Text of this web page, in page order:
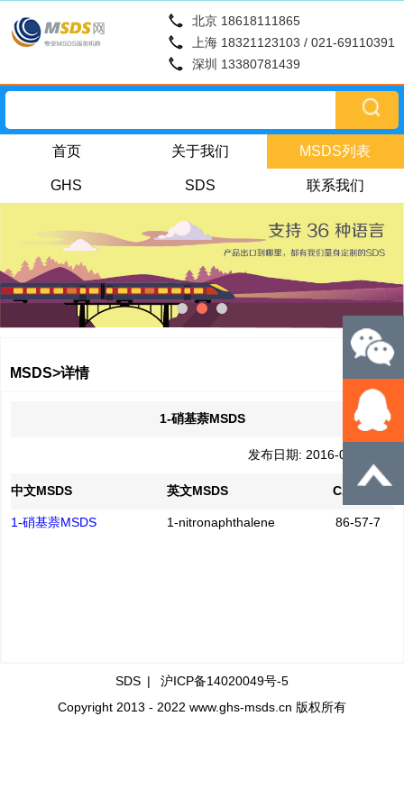
北京 18618111865
上海 18321123103 / 021-69110391
深圳 13380781439
首页 关于我们 MSDS列表
GHS SDS 联系我们
MSDS>详情
1-硝基萘MSDS
发布日期: 2016-04-21
中文MSDS 英文MSDS CAS No.
1-硝基萘MSDS 1-nitronaphthalene 86-57-7
SDS | 沪ICP备14020049号-5
Copyright 2013 - 2022 www.ghs-msds.cn 版权所有